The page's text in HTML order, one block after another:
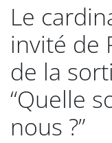
Le
invité de
de la
“Quelle
nous ?”